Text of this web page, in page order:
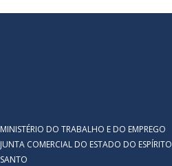
MINISTÉRIO DO TRABALHO E DO EMPREGO
JUNTA COMERCIAL DO ESTADO DO ESPÍRITO
SANTO